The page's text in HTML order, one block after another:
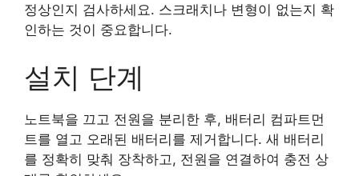
정상인지 검사하세요. 스크래치나 변형이 없는지 확
인하는 것이 중요합니다.
설치 단계
노트북을 끄고 전원을 분리한 후, 배터리 컴파트먼
트를 열고 오래된 배터리를 제거합니다. 새 배터리
를 정확히 맞춰 장착하고, 전원을 연결하여 충전 상